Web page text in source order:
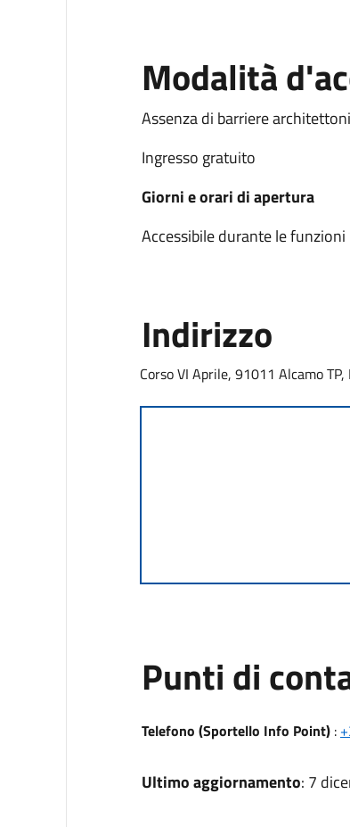
Modalità
Assenza di barriere
Ingresso gratuito
Giorni e orari di apertura
Accessibile durante le
Indirizzo
Corso VI Aprile, 91011 Alcamo
Punti di
Telefono (Sportello Info Point):
Ultimo aggiornamento: 7